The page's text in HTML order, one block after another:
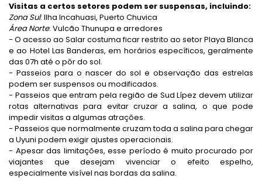
Visitas a certos setores podem ser suspensas, incluindo:
Zona Sul: Ilha Incahuasi, Puerto Chuvica
Área Norte: Vulcão Thunupa e arredores
- O acesso ao Salar costuma ficar restrito ao setor Playa Blanca
e ao Hotel Las Banderas, em horários específicos, geralmente
das 07h até o pôr do sol.
- Passeios para o nascer do sol e observação das estrelas
podem ser suspensos ou modificados.
- Passeios que entram pela região de Sud Lípez devem utilizar
rotas alternativas para evitar cruzar a salina, o que pode
impedir visitas a algumas atrações.
- Passeios que normalmente cruzam toda a salina para chegar
a Uyuni podem exigir ajustes operacionais.
- Apesar das limitações, esse período é muito procurado por
viajantes que desejam vivenciar o efeito espelho,
especialmente visível nas bordas da salina.